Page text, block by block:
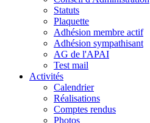
Statuts
Plaquette
Adhésion membre actif
Adhésion sympathisant
AG de l'APAI
Test mail
Activités
Calendrier
Réalisations
Comptes rendus
Photos